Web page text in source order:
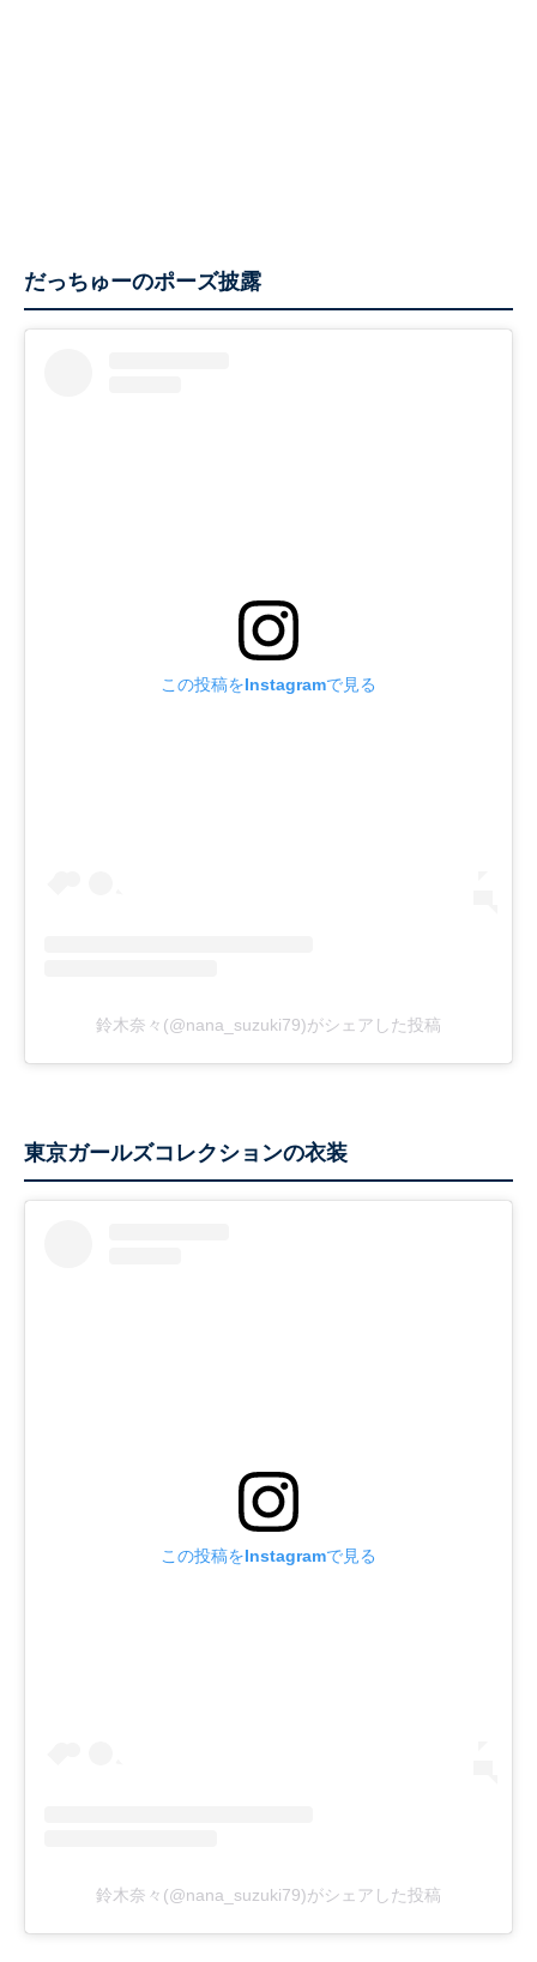
だっちゅーのポーズ披露
この投稿をInstagramで見る
鈴木奈々(@nana_suzuki79)がシェアした投稿
東京ガールズコレクションの衣装
この投稿をInstagramで見る
鈴木奈々(@nana_suzuki79)がシェアした投稿